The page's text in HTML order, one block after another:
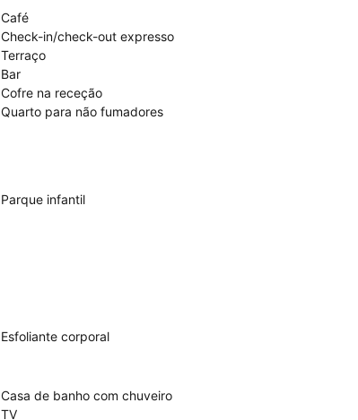
Café
Check-in/check-out expresso
Terraço
Bar
Cofre na receção
Quarto para não fumadores
Parque infantil
Esfoliante corporal
Casa de banho com chuveiro
TV